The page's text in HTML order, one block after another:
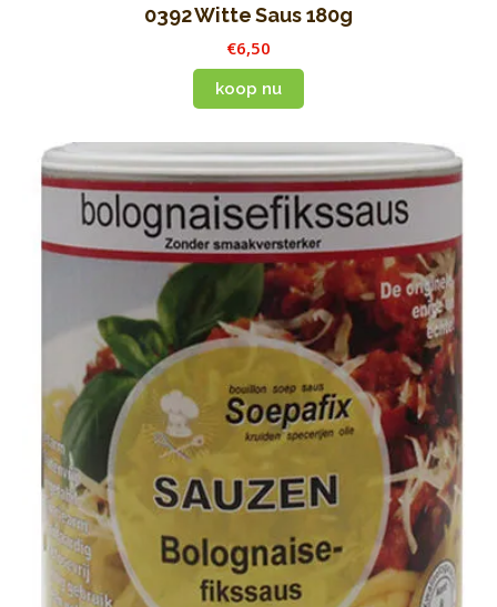
0392 Witte Saus 180g
€6,50
koop nu